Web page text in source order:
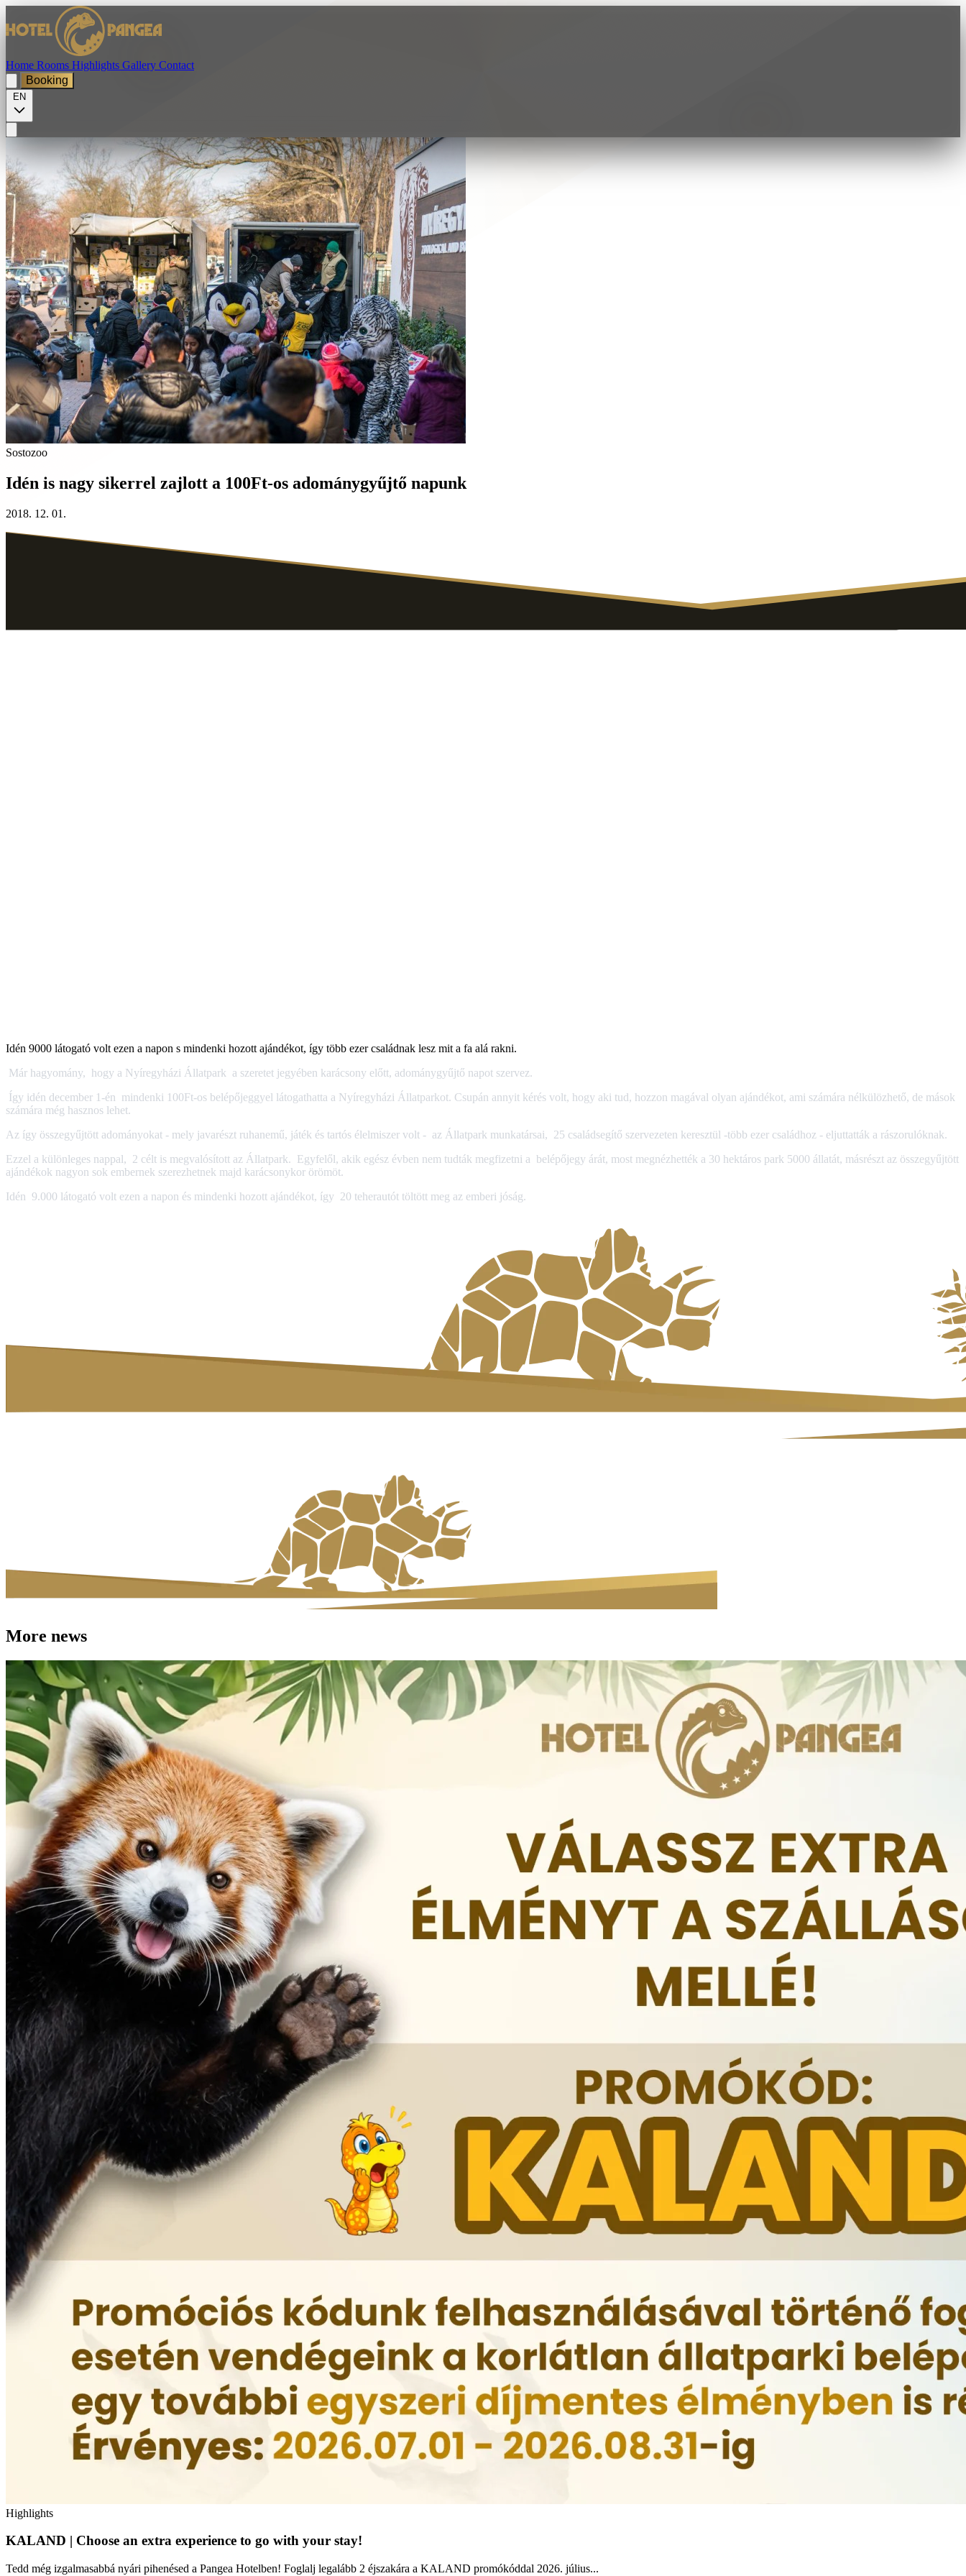
Home Rooms Highlights Gallery Contact
Booking
EN
Sostozoo
Idén is nagy sikerrel zajlott a 100Ft-os adománygyűjtő napunk
2018. 12. 01.
Idén 9000 látogató volt ezen a napon s mindenki hozott ajándékot, így több ezer családnak lesz mit a fa alá rakni.
Már hagyomány, hogy a Nyíregyházi Állatpark a szeretet jegyében karácsony előtt, adománygyűjtő napot szervez.
Így idén december 1-én mindenki 100Ft-os belépőjeggyel látogathatta a Nyíregyházi Állatparkot. Csupán annyit kérés volt, hogy aki tud, hozzon magával olyan ajándékot, ami számára nélkülözhető, de mások
számára még hasznos lehet.
Az így összegyűjtött adományokat - mely javarészt ruhanemű, játék és tartós élelmiszer volt - az Állatpark munkatársai, 25 családsegítő szervezeten keresztül -több ezer családhoz - eljuttatták a rászorulóknak.
Ezzel a különleges nappal, 2 célt is megvalósított az Állatpark. Egyfelől, akik egész évben nem tudták megfizetni a belépőjegy árát, most megnézhették a 30 hektáros park 5000 állatát, másrészt az összegyűjtött
ajándékok nagyon sok embernek szerezhetnek majd karácsonykor örömöt.
Idén 9.000 látogató volt ezen a napon és mindenki hozott ajándékot, így 20 teherautót töltött meg az emberi jóság.
More news
Highlights
KALAND | Choose an extra experience to go with your stay!
Tedd még izgalmasabbá nyári pihenésed a Pangea Hotelben! Foglalj legalább 2 éjszakára a KALAND promókóddal 2026. július...